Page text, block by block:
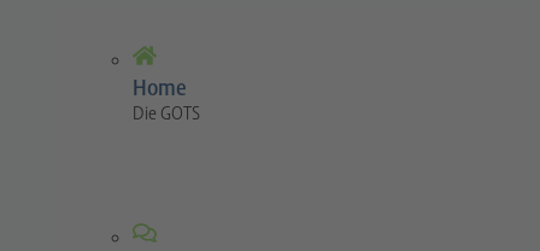
Home
Die GOTS